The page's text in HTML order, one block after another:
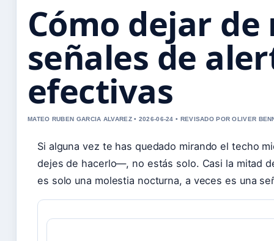
Cómo dejar
señales de
efectivas
MATEO RUBEN GARCIA ALVAREZ • 2026-06-24 • REVISADO POR OLIVER
Si alguna vez te has quedado mirando el techo
dejes de hacerlo—, no estás solo. Casi la mitad
es solo una molestia nocturna, a veces es una